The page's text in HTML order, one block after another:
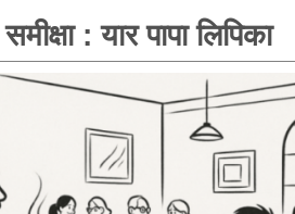
समीक्षा : यार पापा लिपिका